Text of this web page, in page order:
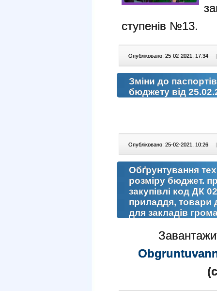
ступенів №13.
Опубліковано: 25-02-2021, 17:34 |
Зміни до
бюджету від
Опубліковано: 25-02-2021, 10:26 |
Обґрунтування
розміру бюджет.
закупівлі код ДК
приладдя, товари
для закладів